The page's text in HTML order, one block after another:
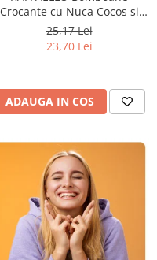
Crocante cu Nuca Cocos si
Migdale 230g
25,17 Lei
23,70 Lei
ADAUGA IN COS